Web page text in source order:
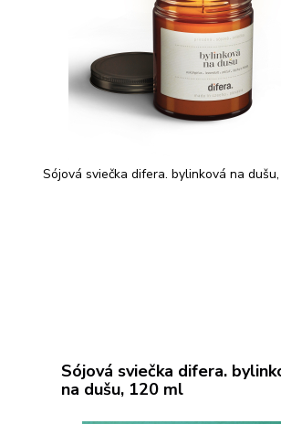
Sójová sviečka difera. bylinková na
Sójová sviečka difera.
na dušu, 120 ml